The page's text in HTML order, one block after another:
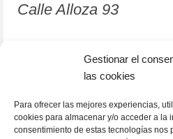
Gestionar el
las cookies
Para ofrecer las mejores experiencias,
cookies para almacenar y/o acceder a la
consentimiento de estas tecnologías nos
Calle Alloza 93
12001 Castellón de la
964 81 37 63